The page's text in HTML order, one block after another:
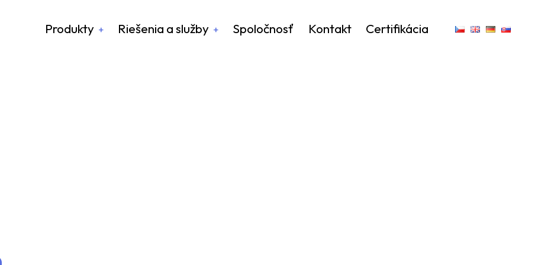
Produkty Riešenia a služby Spoločnosť Kontakt Certifikácia